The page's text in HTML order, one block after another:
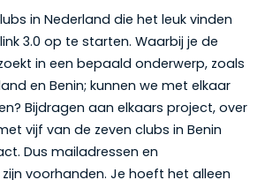
in Nederland die het leuk vinden
3.0 op te starten. Waarbij je de
in een bepaald onderwerp, zoals
en Benin; kunnen we met elkaar
Bijdragen aan elkaars project, over
vijf van de zeven clubs in Benin
Dus mailadressen en
voorhanden. Je hoeft het alleen